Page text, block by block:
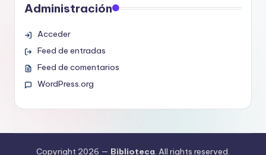
Administración
Acceder
Feed de entradas
Feed de comentarios
WordPress.org
Copyright 2026 — Biblioteca. All rights reserved.